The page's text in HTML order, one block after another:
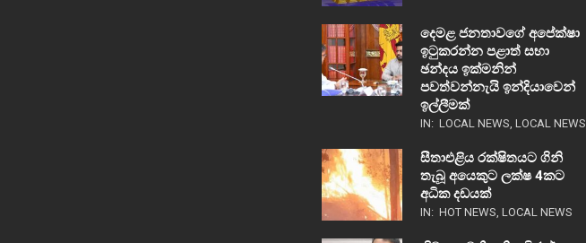
දෙමළ ජනතාවගේ අපේක්ෂා
ඉටුකරන්න පළාත් සභා
ඡන්දය ඉක්මනින්
පවත්වන්නැයි ඉන්දියාවෙන්
ඉල්ලීමක්
IN: LOCAL NEWS, LOCAL NEWS
සීතාඑළිය රක්ෂිතයට ගිනි
තැබූ අයෙකුට ලක්ෂ 4කට
අධික දඩයක්
IN: HOT NEWS, LOCAL NEWS